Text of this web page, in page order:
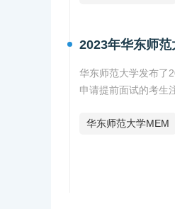
2023年华东师
华东师范大学发布了
申请提前面试的考生
华东师范大学MEM